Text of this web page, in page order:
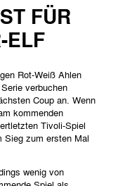
FÜR
ELF
Rot-Weiß Ahlen
verbuchen
Coup an. Wenn
kommenden
Tivoli-Spiel
Sieg zum ersten Mal
wenig von